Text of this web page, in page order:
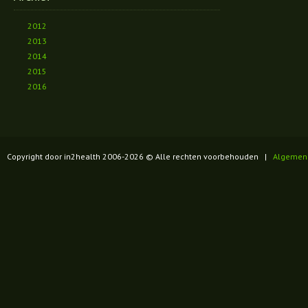
2012
2013
2014
2015
2016
Copyright door in2health 2006-2026 © Alle rechten voorbehouden |